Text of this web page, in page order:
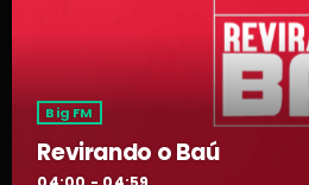
Big FM
Revirando o Baú